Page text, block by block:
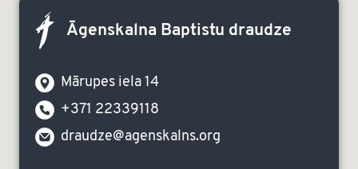
Āgenskalna Baptistu draudze
Mārupes iela 14
+371 22339118
draudze@agenskalns.org